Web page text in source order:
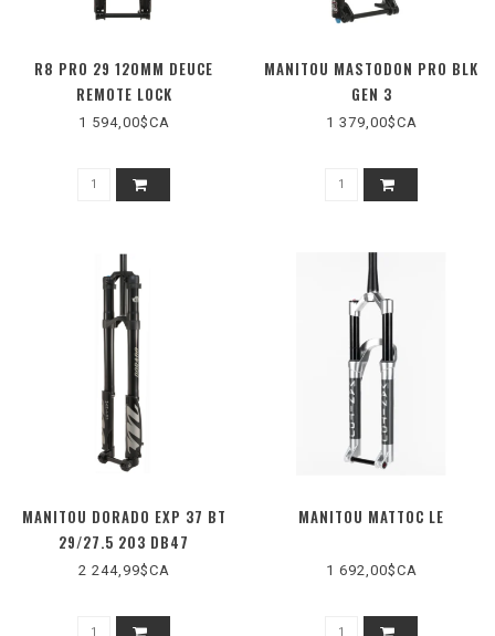
R8 PRO 29 120MM DEUCE
REMOTE LOCK
1 594,00$CA
MANITOU MASTODON PRO BLK
GEN 3
1 379,00$CA
MANITOU DORADO EXP 37 BT
29/27.5 203 DB47
2 244,99$CA
MANITOU MATTOC LE
1 692,00$CA